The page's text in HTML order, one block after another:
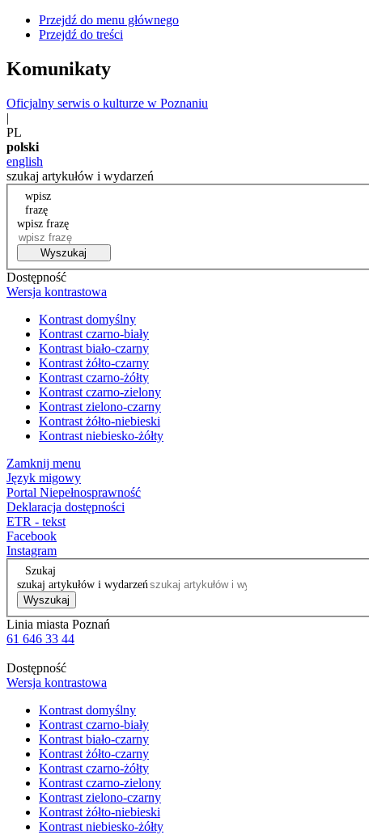
Przejdź do menu głównego
Przejdź do treści
Komunikaty
Oficjalny serwis o kulturze w Poznaniu
|
PL
polski
english
szukaj artykułów i wydarzeń
wpisz
frazę
wpisz frazę
Wyszukaj
Dostępność
Wersja kontrastowa
Kontrast domyślny
Kontrast czarno-biały
Kontrast biało-czarny
Kontrast żółto-czarny
Kontrast czarno-żółty
Kontrast czarno-zielony
Kontrast zielono-czarny
Kontrast żółto-niebieski
Kontrast niebiesko-żółty
Zamknij menu
Język migowy
Portal Niepełnosprawność
Deklaracja dostępności
ETR - tekst
Facebook
Instagram
Szukaj
szukaj artykułów i wydarzeń
Wyszukaj
Linia miasta Poznań
61 646 33 44
Dostępność
Wersja kontrastowa
Kontrast domyślny
Kontrast czarno-biały
Kontrast biało-czarny
Kontrast żółto-czarny
Kontrast czarno-żółty
Kontrast czarno-zielony
Kontrast zielono-czarny
Kontrast żółto-niebieski
Kontrast niebiesko-żółty